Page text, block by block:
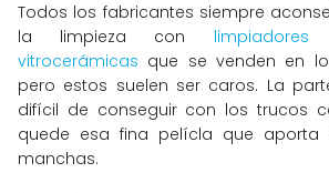
Todos los fabricantes siempre
la limpieza con
vitrocerámicas que se venden en
pero estos suelen ser caros. La
difícil de conseguir con los trucos
quede esa fina pelícla que aporta
manchas.